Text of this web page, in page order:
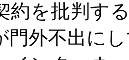
約を批判す
門外不出に